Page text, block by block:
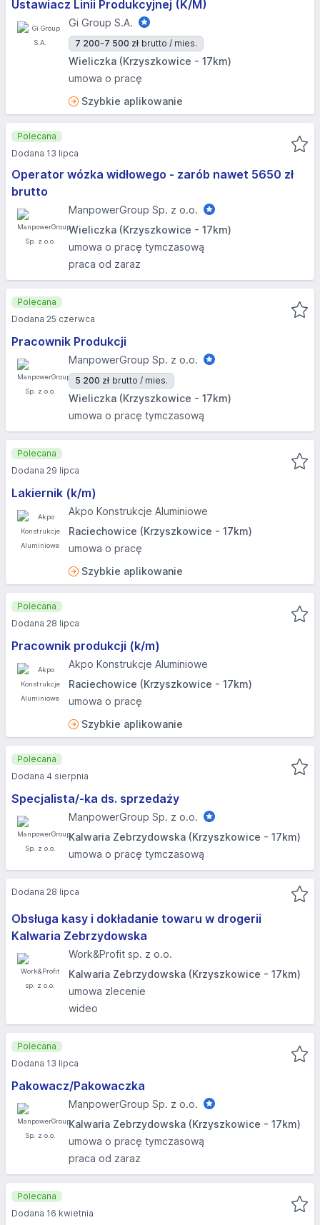
Ustawiacz Linii Produkcyjnej (K/M)
Gi Group S.A.
7 200-7 500 zł brutto / mies.
Wieliczka (Krzyszkowice - 17km)
umowa o pracę
Szybkie aplikowanie
Operator wózka widłowego - zarób nawet 5650 zł
brutto
ManpowerGroup Sp. z o.o.
Wieliczka (Krzyszkowice - 17km)
umowa o pracę tymczasową
praca od zaraz
Polecana
Dodana 13 lipca
Pracownik Produkcji
ManpowerGroup Sp. z o.o.
5 200 zł brutto / mies.
Wieliczka (Krzyszkowice - 17km)
umowa o pracę tymczasową
Polecana
Dodana 25 czerwca
Lakiernik (k/m)
Akpo Konstrukcje Aluminiowe
Raciechowice (Krzyszkowice - 17km)
umowa o pracę
Szybkie aplikowanie
Polecana
Dodana 29 lipca
Pracownik produkcji (k/m)
Akpo Konstrukcje Aluminiowe
Raciechowice (Krzyszkowice - 17km)
umowa o pracę
Szybkie aplikowanie
Polecana
Dodana 28 lipca
Specjalista/-ka ds. sprzedaży
ManpowerGroup Sp. z o.o.
Kalwaria Zebrzydowska (Krzyszkowice - 17km)
umowa o pracę tymczasową
Polecana
Dodana 4 sierpnia
Obsługa kasy i dokładanie towaru w drogerii
Kalwaria Zebrzydowska
Work&Profit sp. z o.o.
Kalwaria Zebrzydowska (Krzyszkowice - 17km)
umowa zlecenie
wideo
Dodana 28 lipca
Pakowacz/Pakowaczka
ManpowerGroup Sp. z o.o.
Kalwaria Zebrzydowska (Krzyszkowice - 17km)
umowa o pracę tymczasową
praca od zaraz
Polecana
Dodana 13 lipca
Polecana
Dodana 16 kwietnia